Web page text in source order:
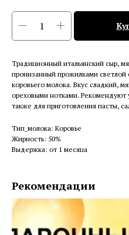
Традиционный итальянский сыр,
пронизанный прожилками светлой
коровьего молока. Вкус сладкий,
ореховыми нотками. Рекомендуют
также для приготовления пасты,
Тип_молока: Коровье
Жирность: 50%
Выдержка: от 1 месяца
Рекомендации